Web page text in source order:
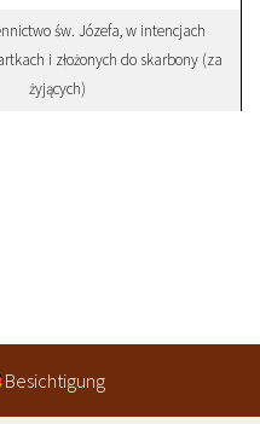
św. Józefa, w intencjach
i złożonych do skarbony (za
żyjących)
Besichtigung